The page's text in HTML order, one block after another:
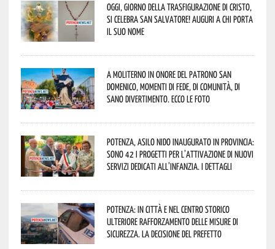
Oggi, giorno della Trasfigurazione di Cristo,
si celebra San Salvatore! Auguri a chi porta
il suo nome
A Moliterno in onore del Patrono San
Domenico, momenti di fede, di comunità, di
sano divertimento. Ecco le foto
Potenza, asilo nido inaugurato in provincia:
sono 42 i progetti per l’attivazione di nuovi
servizi dedicati all’infanzia. I dettagli
Potenza: in città e nel centro storico
ulteriore rafforzamento delle misure di
sicurezza. La decisione del Prefetto